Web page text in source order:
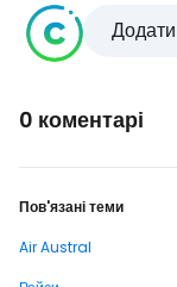
0 коментарі
Пов'язані теми
Air Austral